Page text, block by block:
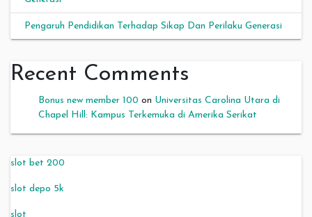
Pengaruh Pendidikan Terhadap Sikap Dan Perilaku Generasi
Recent Comments
Bonus new member 100 on Universitas Carolina Utara di
Chapel Hill: Kampus Terkemuka di Amerika Serikat
slot bet 200
slot depo 5k
slot